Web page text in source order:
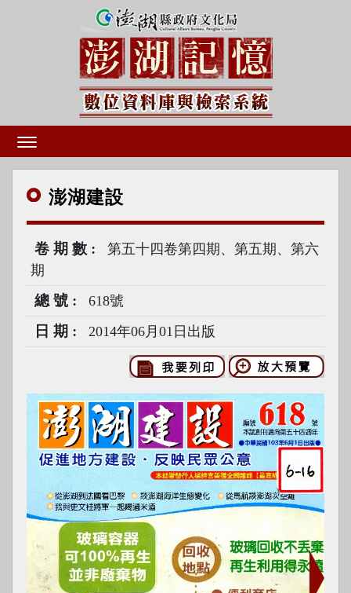
澎湖建設
卷期數
第五十四卷第四期、第五期、第六
期
總號 618號
日期 2014年06月01日出版